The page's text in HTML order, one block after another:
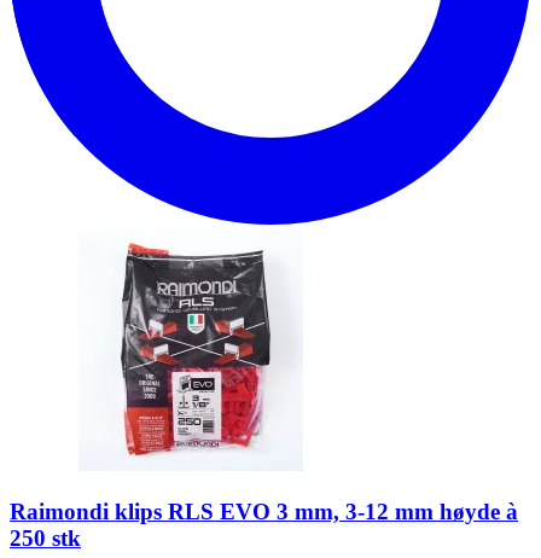
Raimondi klips RLS EVO 3 mm, 3-12 mm høyde à
250 stk